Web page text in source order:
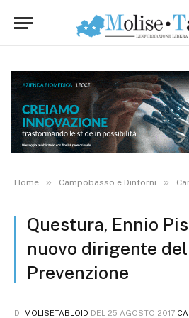
Home » Campobasso e Dintorni »
Questura, Ennio
nuovo dirigente
Prevenzione
DI MOLISETABLOID DEL 25 AGOSTO 2017